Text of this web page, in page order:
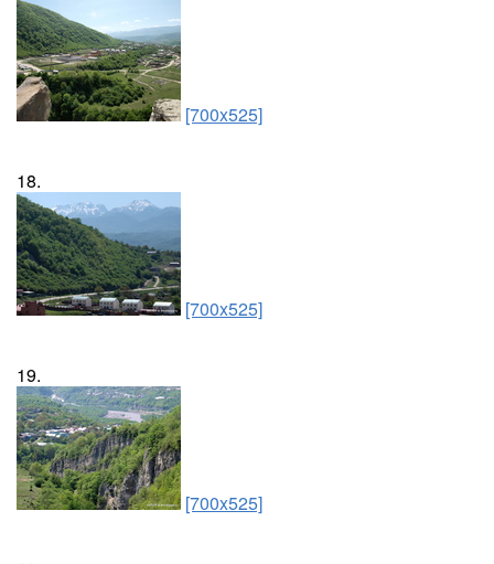
[700x525]
18.
[700x525]
19.
[700x525]